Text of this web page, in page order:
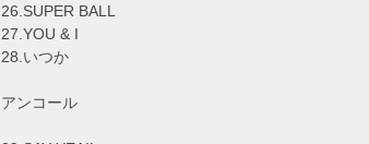
26.SUPER BALL
27.YOU & I
28.いつか
アンコール